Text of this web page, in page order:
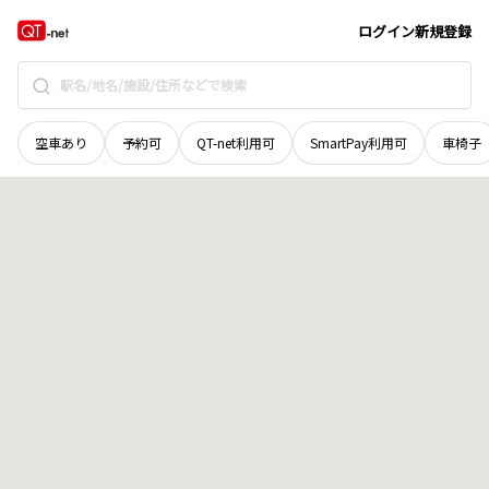
ログイン新規登録
空車あり 予約可 QT-net利用可 SmartPay利用可 車椅子
鳥取県